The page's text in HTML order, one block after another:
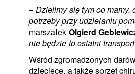
–Dzielimy się tym co
potrzeby przy udzielaniu
marszałekOlgierd
nie będzie to ostatni
Wśród zgromadzonych
dziecięce, a także sprzęt